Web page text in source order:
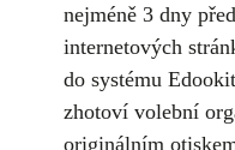
nejméně 3 dny
internetových
do systému
zhotoví volební
originálním